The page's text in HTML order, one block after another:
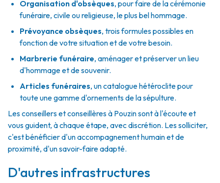
Organisation d'obsèques, pour faire de la cérémonie
funéraire, civile ou religieuse, le plus bel hommage.
Prévoyance obsèques, trois formules possibles en
fonction de votre situation et de votre besoin.
Marbrerie funéraire, aménager et préserver un lieu
d'hommage et de souvenir.
Articles funéraires, un catalogue hétéroclite pour
toute une gamme d'ornements de la sépulture.
Les conseillers et conseillères à Pouzin sont à l'écoute et
vous guident, à chaque étape, avec discrétion. Les solliciter,
c'est bénéficier d'un accompagnement humain et de
proximité, d'un savoir-faire adapté.
D'autres infrastructures